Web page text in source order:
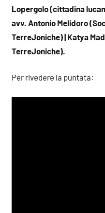
Lopergolo (cittadina
avv. Antonio Melidoro
TerreJoniche) | Katya
TerreJoniche).
Per rivedere la puntata: